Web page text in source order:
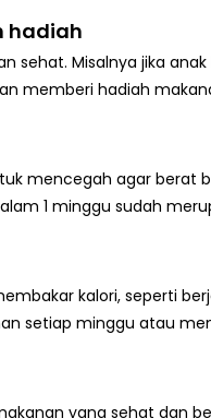
hadiah
Misalnya jika
memberi hadiah
mencegah agar berat
1 minggu sudah
kalori, seperti
setiap minggu atau
yang sehat dan